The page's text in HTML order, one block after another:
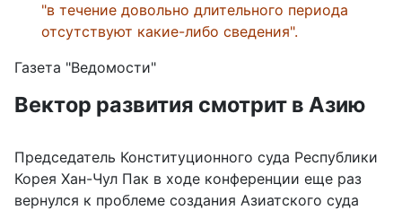
"в течение довольно длительного периода
отсутствуют какие-либо сведения".
Газета "Ведомости"
Вектор развития смотрит в Азию
Председатель Конституционного суда Республики
Корея Хан-Чул Пак в ходе конференции еще раз
вернулся к проблеме создания Азиатского суда